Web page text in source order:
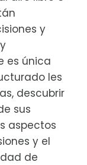
y
es única
les
descubrir
sus
aspectos
y el
de